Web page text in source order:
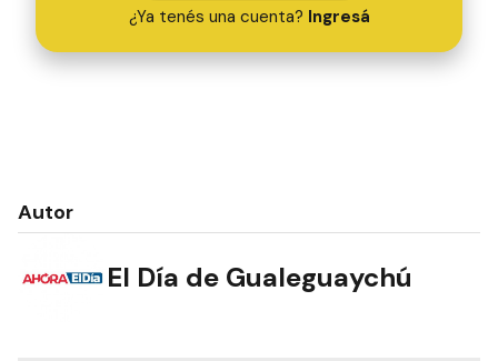
¿Ya tenés una cuenta? Ingresá
Autor
El Día de Gualeguaychú